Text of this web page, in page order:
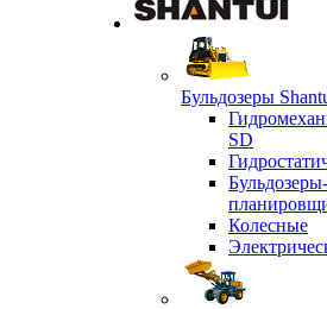
Бульдозеры
SD
Бульдозеры-
Колесные